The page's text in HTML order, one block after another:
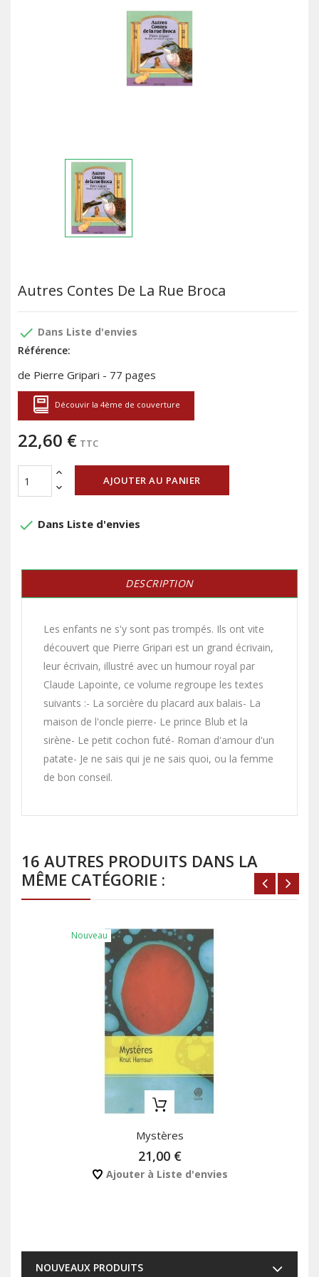
Autres Contes De La Rue Broca
done Dans Liste d'envies
Référence:
de Pierre Gripari - 77 pages
Découvir la 4ème de couverture
22,60 € TTC
AJOUTER AU PANIER
done Dans Liste d'envies
DESCRIPTION
Les enfants ne s'y sont pas trompés. Ils ont vite
découvert que Pierre Gripari est un grand écrivain,
leur écrivain, illustré avec un humour royal par
Claude Lapointe, ce volume regroupe les textes
suivants :- La sorcière du placard aux balais- La
maison de l'oncle pierre- Le prince Blub et la
sirène- Le petit cochon futé- Roman d'amour d'un
patate- Je ne sais qui je ne sais quoi, ou la femme
de bon conseil.
16 AUTRES PRODUITS DANS LA
MÊME CATÉGORIE :
Nouveau
Mystères
21,00 €
Ajouter à Liste d'envies
NOUVEAUX PRODUITS